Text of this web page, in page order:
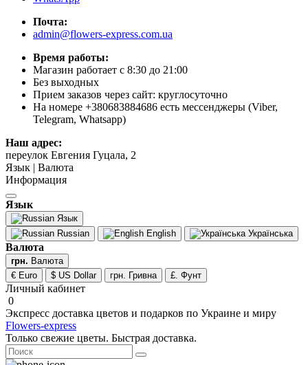
Почта:
admin@flowers-express.com.ua
Время работы:
Магазин работает с 8:30 до 21:00
Без выходных
Прием заказов через сайт: круглосуточно
На номере +380683884686 есть мессенджеры (Viber,
Telegram, Whatsapp)
Наш адрес:
переулок Евгения Гуцала, 2
Язык | Валюта
Информация
Язык
Язык
Russian
English Українська
Валюта
грн. Валюта
€ Euro
$ US Dollar грн. Гривна £. Фунт
Личный кабинет
0
Экспресс доставка цветов и подарков по Украине и миру
Flowers-express
Только свежие цветы. Быстрая доставка.